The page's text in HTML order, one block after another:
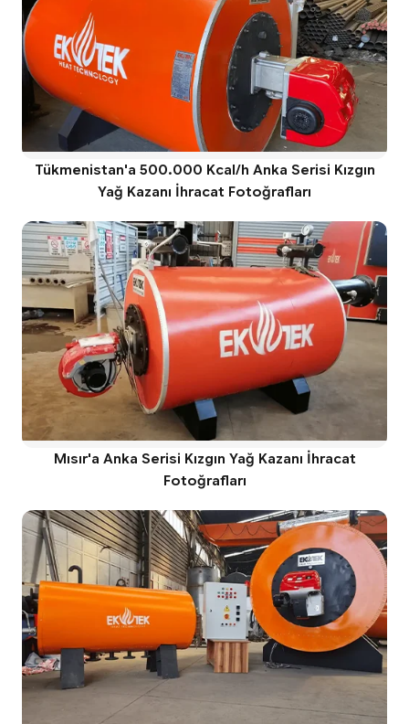
Tükmenistan'a 500.000 Kcal/h Anka Serisi Kızgın
Yağ Kazanı İhracat Fotoğrafları
Mısır'a Anka Serisi Kızgın Yağ Kazanı İhracat
Fotoğrafları